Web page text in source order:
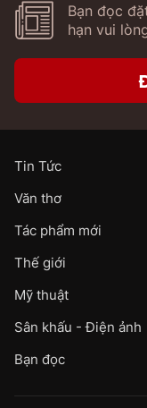
Bạn đọc
hạn vui
Tin Tức
Văn thơ
Tác phẩm mới
Thế giới
Mỹ thuật
Sân khấu - Điện ảnh
Bạn đọc